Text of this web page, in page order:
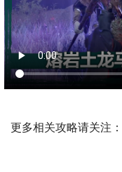
更多相关攻略请关注：